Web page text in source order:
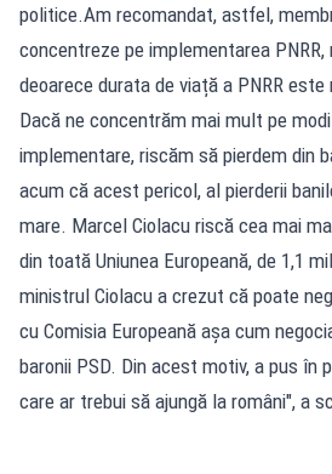
politice.Am recomandat, astfel,
concentreze pe implementarea
deoarece durata de viață a PNRR este
Dacă ne concentrăm mai mult pe
implementare, riscăm să pierdem din
acum că acest pericol, al pierderii
mare. Marcel Ciolacu riscă cea mai
din toată Uniunea Europeană, de 1,1
ministrul Ciolacu a crezut că poate
cu Comisia Europeană așa cum
baronii PSD. Din acest motiv, a pus în
care ar trebui să ajungă la români", a